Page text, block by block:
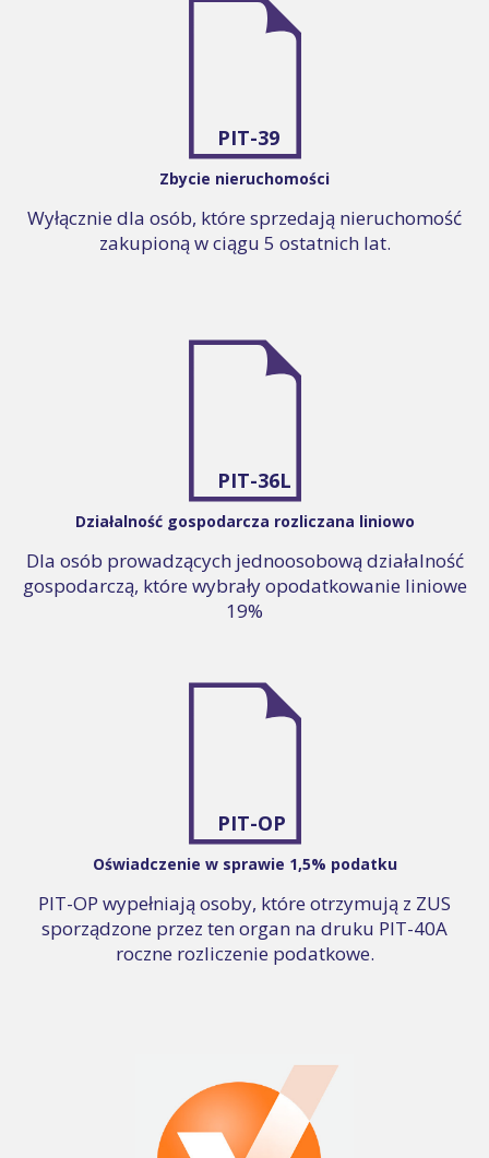
PIT-39
Zbycie nieruchomości
Wyłącznie dla osób, które sprzedają nieruchomość
zakupioną w ciągu 5 ostatnich lat.
PIT-36L
Działalność gospodarcza rozliczana liniowo
Dla osób prowadzących jednoosobową działalność
gospodarczą, które wybrały opodatkowanie liniowe
19%
PIT-OP
Oświadczenie w sprawie 1,5% podatku
PIT-OP wypełniają osoby, które otrzymują z ZUS
sporządzone przez ten organ na druku PIT-40A
roczne rozliczenie podatkowe.